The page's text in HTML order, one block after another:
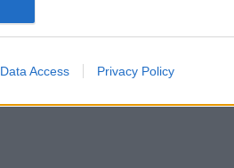
Data Access Privacy Policy